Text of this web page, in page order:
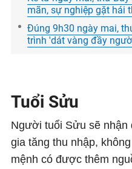
mãn, sự nghiệp gặt hái
Đúng 9h30 ngày mai,
trình 'dát vàng đầy
Tuổi Sửu
Người tuổi Sửu sẽ
gia tăng thu nhập,
mệnh có được thêm